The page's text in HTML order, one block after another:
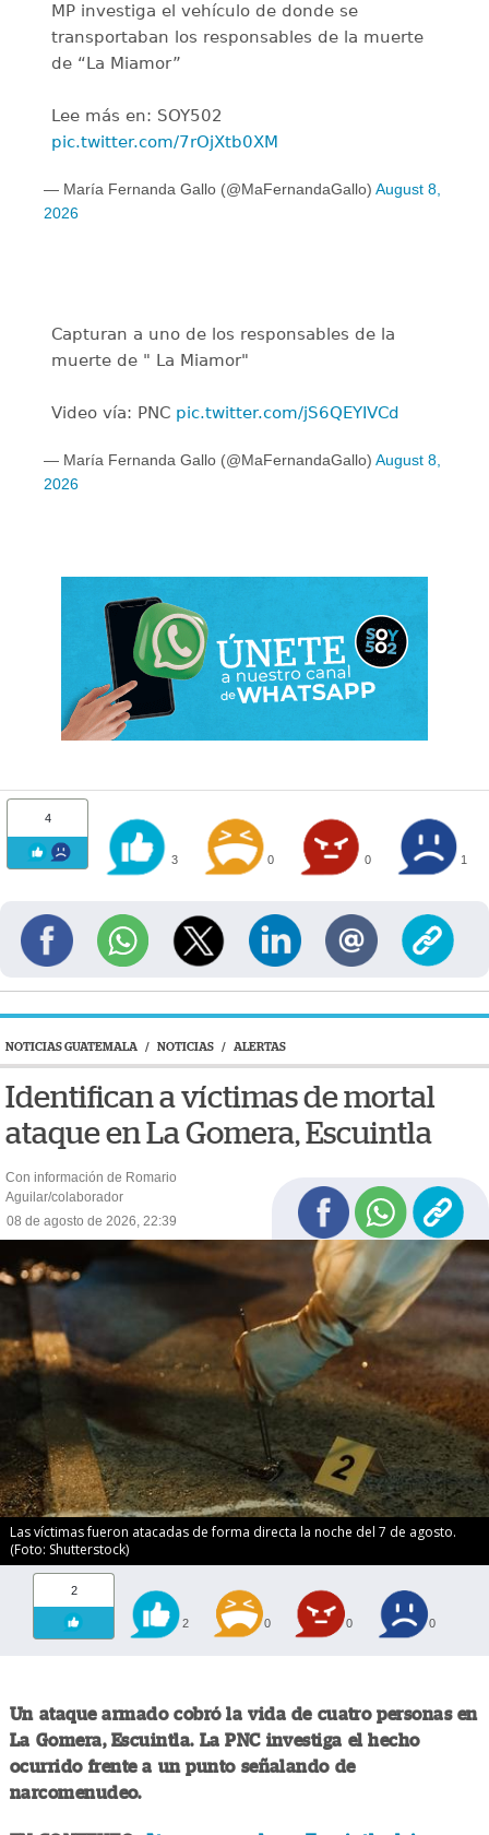
MP investiga el vehículo de donde se
transportaban los responsables de la muerte
de “La Miamor”
Lee más en: SOY502
pic.twitter.com/7rOjXtb0XM
— María Fernanda Gallo (@MaFernandaGallo) August 8,
2026
Capturan a uno de los responsables de la
muerte de " La Miamor"
Video vía: PNC pic.twitter.com/jS6QEYIVCd
— María Fernanda Gallo (@MaFernandaGallo) August 8,
2026
4
3 0 0 1
NOTICIAS GUATEMALA / NOTICIAS / ALERTAS
Identifican a víctimas de mortal
ataque en La Gomera, Escuintla
Con información de Romario
Aguilar/colaborador
08 de agosto de 2026, 22:39
Las víctimas fueron atacadas de forma directa la noche del 7 de agosto.
(Foto: Shutterstock)
2
2 0 0 0
Un ataque armado cobró la vida de cuatro personas en
La Gomera, Escuintla. La PNC investiga el hecho
ocurrido frente a un punto señalando de
narcomenudeo.